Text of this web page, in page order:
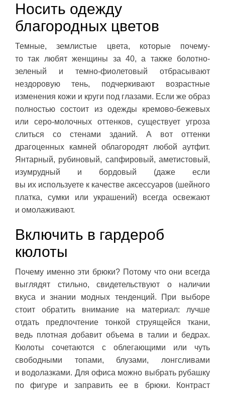
Носить одежду
благородных цветов
Темные, землистые цвета, которые почему-
то так любят женщины за 40, а также болотно-
зеленый и темно-фиолетовый отбрасывают
нездоровую тень, подчеркивают возрастные
изменения кожи и круги под глазами. Если же образ
полностью состоит из одежды кремово-бежевых
или серо-молочных оттенков, существует угроза
слиться со стенами зданий. А вот оттенки
драгоценных камней облагородят любой аутфит.
Янтарный, рубиновый, сапфировый, аметистовый,
изумрудный и бордовый (даже если
вы их используете к качестве аксессуаров (шейного
платка, сумки или украшений) всегда освежают
и омолаживают.
Включить в гардероб
кюлоты
Почему именно эти брюки? Потому что они всегда
выглядят стильно, свидетельствуют о наличии
вкуса и знании модных тенденций. При выборе
стоит обратить внимание на материал: лучше
отдать предпочтение тонкой струящейся ткани,
ведь плотная добавит объема в талии и бедрах.
Кюлоты сочетаются с облегающими или чуть
свободными топами, блузами, лонгсливами
и водолазками. Для офиса можно выбрать рубашку
по фигуре и заправить ее в брюки. Контраст